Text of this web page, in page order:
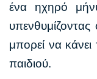
ένα ηχηρό
μπορεί να
παιδιού.